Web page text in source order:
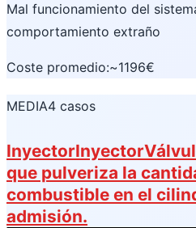
Mal funcionamiento del
comportamiento extraño
Coste promedio:~1196€
MEDIA4 casos
InyectorInyector
que pulveriza la
combustible en el
admisión.